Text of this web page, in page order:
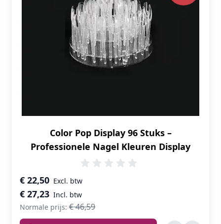
Color Pop Display 96 Stuks –
Professionele Nagel Kleuren Display
Speciale prijs
€ 27,23
€ 22,50
Normale prijs: € 46,59